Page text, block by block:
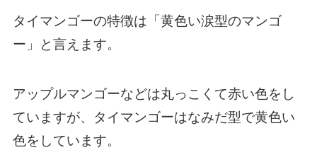
タイマンゴーの特徴は「黄色い涙型のマンゴ
ー」と言えます。
アップルマンゴーなどは丸っこくて赤い色をし
ていますが、タイマンゴーはなみだ型で黄色い
色をしています。